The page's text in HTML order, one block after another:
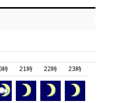
時 21時 22時 23時